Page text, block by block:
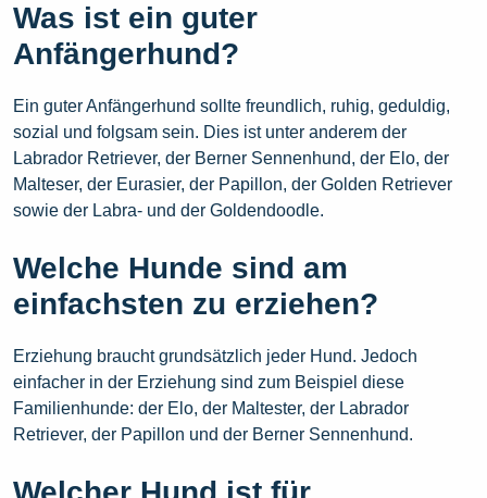
Was ist ein guter
Anfängerhund?
Ein guter Anfängerhund sollte freundlich, ruhig, geduldig,
sozial und folgsam sein. Dies ist unter anderem der
Labrador Retriever, der Berner Sennenhund, der Elo, der
Malteser, der Eurasier, der Papillon, der Golden Retriever
sowie der Labra- und der Goldendoodle.
Welche Hunde sind am
einfachsten zu erziehen?
Erziehung braucht grundsätzlich jeder Hund. Jedoch
einfacher in der Erziehung sind zum Beispiel diese
Familienhunde: der Elo, der Maltester, der Labrador
Retriever, der Papillon und der Berner Sennenhund.